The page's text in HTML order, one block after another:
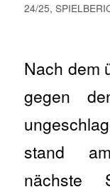
24/25,
Nach dem
gegen
stand
nächste